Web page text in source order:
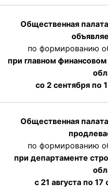
Общественная
по формированию
при главном
со 2 сентября по
Общественная
по формированию
при департаменте
с 21 августа по